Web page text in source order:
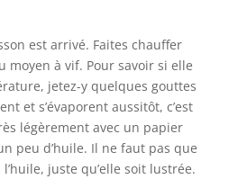
est arrivé. Faites chauffer
moyen à vif. Pour savoir si elle
jetez-y quelques gouttes
et s’évaporent aussitôt, c’est
légèrement avec un papier
peu d’huile. Il ne faut pas que
juste qu’elle soit lustrée.